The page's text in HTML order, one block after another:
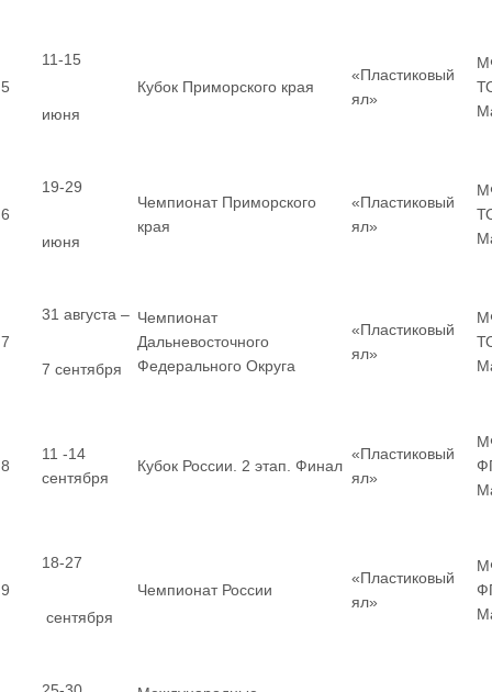
5
11-15
июня
Кубок Приморского края
«Пластиковый
ял»
6
19-29
июня
Чемпионат Приморского
края
«Пластиковый
ял»
7
31 августа –
7 сентября
Чемпионат
Дальневосточного
Федерального Округа
«Пластиковый
ял»
8
11 -14
сентября
Кубок России. 2 этап. Финал
«Пластиковый
ял»
9
18-27
сентября
Чемпионат России
«Пластиковый
ял»